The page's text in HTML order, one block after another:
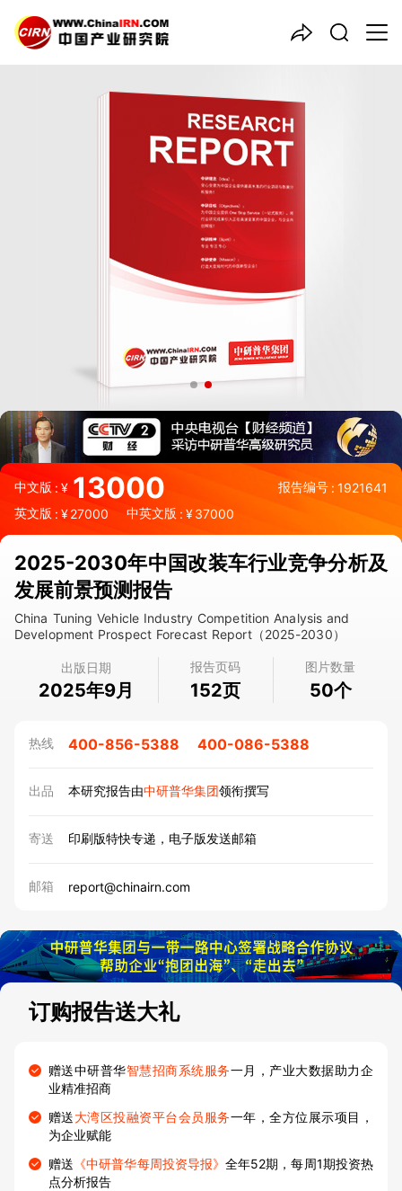
中文版:¥ 13000 报告编号 : 1921641
英文版 : ¥27000 中英文版 : ¥37000
2025-2030年中国改装车行业竞争分析及
发展前景预测报告
China Tuning Vehicle Industry Competition Analysis and
Development Prospect Forecast Report（2025-2030）
出版日期
2025年9月
报告页码
152页
图片数量
50个
热线 400-856-5388 400-086-5388
出品 本研究报告由中研普华集团领衔撰写
寄送 印刷版特快专递，电子版发送邮箱
邮箱 report@chinairn.com
订购报告送大礼
赠送中研普华智慧招商系统服务一月，产业大数据助力企
业精准招商
赠送大湾区投融资平台会员服务一年，全方位展示项目，
为企业赋能
赠送 《中研普华每周投资导报》全年52期，每周1期投资热
点分析报告
中国产业咨询领导者
2025-2030年中国
业竞争分析及发展前景预测报
告
品质保障，一年免费更新维护
报告编号：1921641
出版日期：2025年9月
《2025-2030年中国改装车行业竞争分析及发展前景预测报告》
由中研普华改装车行业分析专家领衔撰写，主要分析了改装车行业
的市场规模、发展现状与投资前景，同时对改装车行业的未来发展
做出科学的趋势预测和专业的改装车行业数据分析，帮助客户评估
27年研究经验，深度洞察行业驱动力
多元化、高学历的实战型精英团队